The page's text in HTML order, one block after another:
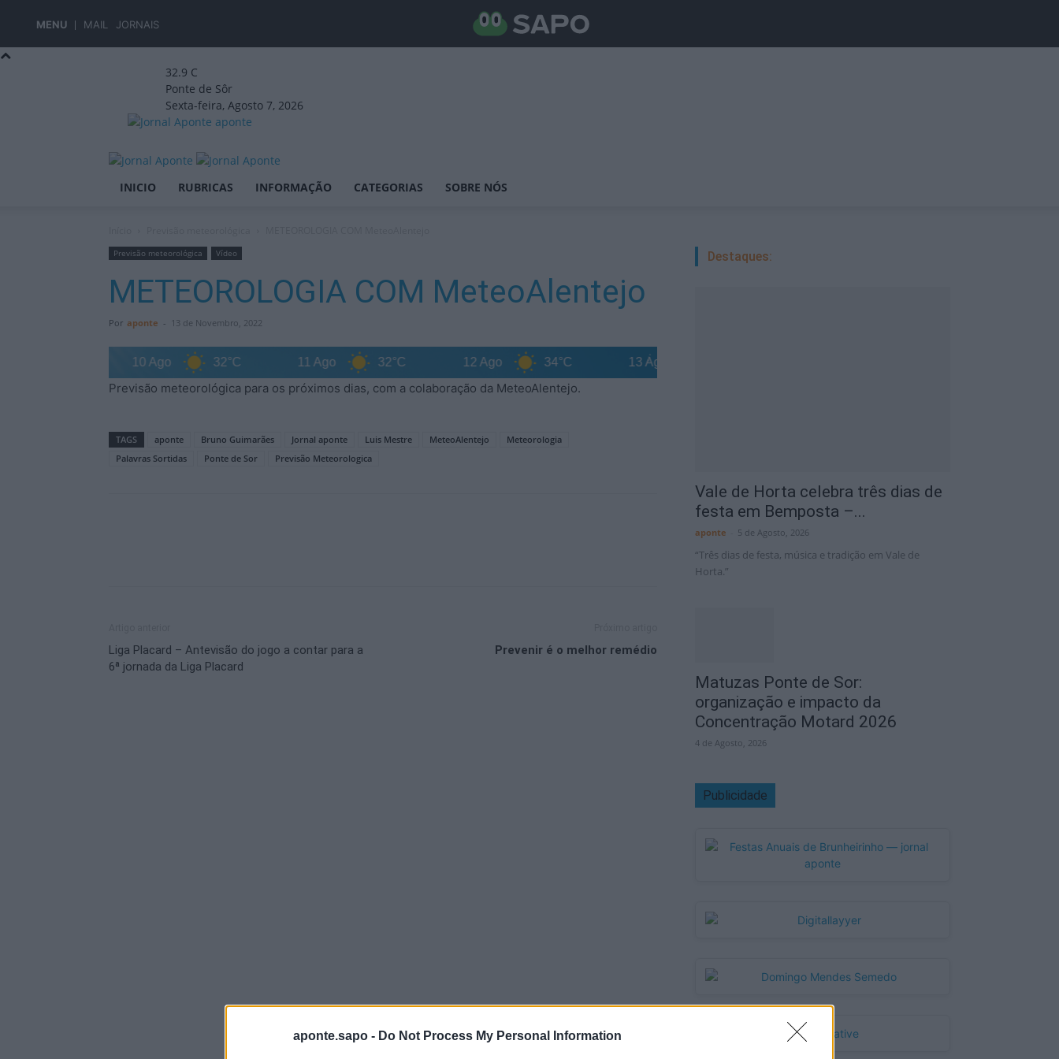
aponte.sapo - Do Not Process My Personal Information
MENU MAIL JORNAIS
32.9 C
Ponte de Sôr
Sexta-feira, Agosto 7, 2026
aponte
INICIO RUBRICAS INFORMAÇÃO CATEGORIAS SOBRE NÓS
Previsão meteorológica Vídeo
METEOROLOGIA COM MeteoAlentejo
Por aponte - 13 de Novembro, 2022
10 Ago 32°C 11 Ago 32°C 12 Ago 34°C 13 Ago
Previsão meteorológica para os próximos dias, com a colaboração da MeteoAlentejo.
TAGS aponte Bruno Guimarães Jornal aponte Luis Mestre MeteoAlentejo
Meteorologia
Palavras Sortidas
Ponte de Sor Previsão Meteorologica
Liga Placard – Antevisão do jogo a contar para a
6ª jornada da Liga Placard
Prevenir é o melhor remédio
Destaques:
Vale de Horta celebra três dias de
festa em Bemposta –...
aponte 5 de Agosto, 2026
“Três dias de festa, música e tradição em Vale de
Horta.”
Matuzas Ponte de Sor:
organização e impacto da
Concentração Motard 2026
4 de Agosto, 2026
Publicidade